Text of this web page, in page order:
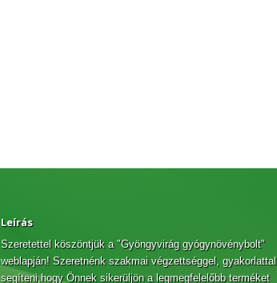
Leírás
Szeretettel köszöntjük a "Gyöngyvirág gyógynövénybolt"
weblapján! Szeretnénk szakmai végzettséggel, gyakorlattal
segíteni,hogy Önnek sikerüljön a legmegfelelőbb terméket